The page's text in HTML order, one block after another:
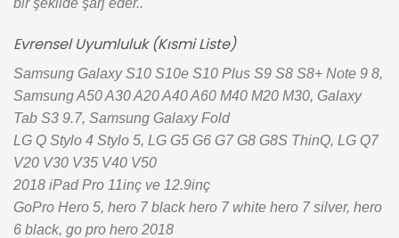
Evrensel Uyumluluk (Kısmi Liste)
Samsung Galaxy S10 S10e S10 Plus S9 S8 S8+ Note 9 8,
Samsung A50 A30 A20 A40 A60 M40 M20 M30, Galaxy
Tab S3 9.7, Samsung Galaxy Fold
LG Q Stylo 4 Stylo 5, LG G5 G6 G7 G8 G8S ThinQ, LG Q7
V20 V30 V35 V40 V50
2018 iPad Pro 11inç ve 12.9inç
GoPro Hero 5, hero 7 black hero 7 white hero 7 silver, hero
6 black, go pro hero 2018